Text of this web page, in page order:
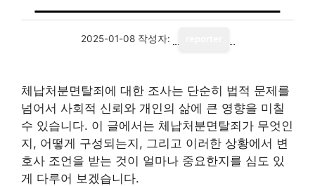
2025-01-08 작성자:
체납처분면탈죄에 대한 조사는 단순히 법적 문제를
넘어서 사회적 신뢰와 개인의 삶에 큰 영향을 미칠
수 있습니다. 이 글에서는 체납처분면탈죄가 무엇인
지, 어떻게 구성되는지, 그리고 이러한 상황에서 변
호사 조언을 받는 것이 얼마나 중요한지를 심도 있
게 다루어 보겠습니다.